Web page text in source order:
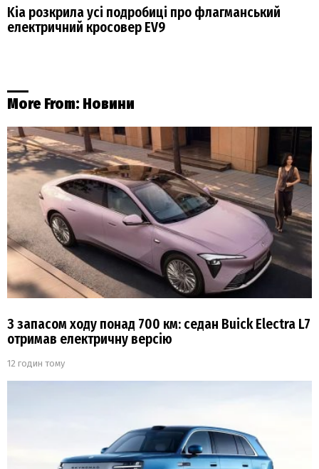
Kia розкрила усі подробиці про флагманський
електричний кросовер EV9
More From: Новини
З запасом ходу понад 700 км: седан Buick Electra L7
отримав електричну версію
12 годин тому